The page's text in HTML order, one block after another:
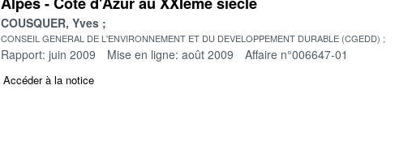
COUSQUER, Yves
CONSEIL GENERAL DE L'ENVIRONNEMENT ET DU DEVELOPPEMENT DURABLE (CGEDD)
Rapport: juin 2009 Mise en ligne: août 2009 Affaire n°006647-01
Accéder à la notice